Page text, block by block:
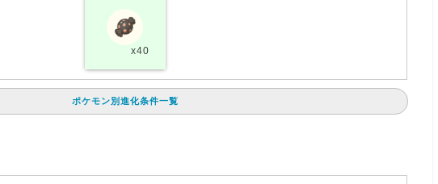
x40
ポケモン別進化条件一覧